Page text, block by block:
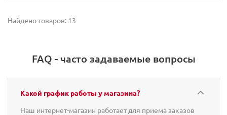
Найдено товаров: 13
FAQ - часто задаваемые вопросы
Какой график работы у магазина?
Наш интернет-магазин работает для приема заказов